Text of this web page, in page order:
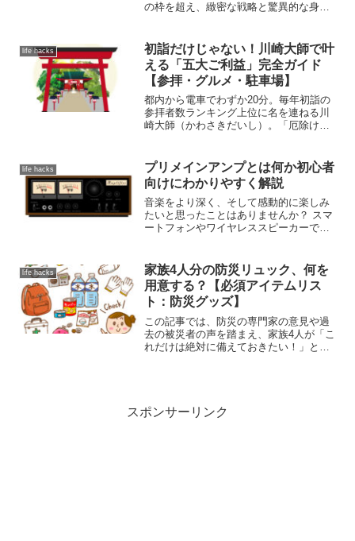
して、離婚に至ったと語られています。
の枠を超え、緻密な戦略と驚異的な身体
象徴であり、ファンを熱狂させる最大の
魅力の一つです。本稿では、大谷選手の
ホームラン数を月別に徹底的に分析し、
その裏に隠された傾向や進化、そして
「野球の神様」と称される所以をデータ
から紐解きます。2024年シーズンの最新
データから過去の軌跡まで、詳細な数字
と専門的な視点から、大谷翔平の本塁打
life hacks
初詣だけじゃない！川崎大師で叶
える「五大ご利益」完全ガイド
【参拝・グルメ・駐車場】
都内から電車でわずか20分。毎年初詣の
参拝者数ランキング上位に名を連ねる川
崎大師（かわさきだいし）。「厄除け」
を叶えてくれる最強のパワースポットで
あることをご存知でしょうか？本記事で
は、初めて訪れる人でも失敗しない「川
崎大師の歩き方」を徹底解説します。家
族連れはもちろん、一人旅やデートコー
スを計画中の方も、これを読めば準備万
life hacks
プリメインアンプとは何か初心者
向けにわかりやすく解説
音楽をより深く、そして感動的に楽しみ
たいと思ったことはありませんか？ スマ
ートフォンやワイヤレススピーカーで手
生した時の臨場感と迫力は、別格です。
そんな本格オーディオの...
life hacks
家族4人分の防災リュック、何を
用意する？【必須アイテムリス
ト：防災グッズ】
この記事では、防災の専門家の意見や過
去の被災者の声を踏まえ、家族4人が「こ
れだけは絶対に備えておきたい！」とい
ントも分かりやすく解説します。この記
スポンサーリンク